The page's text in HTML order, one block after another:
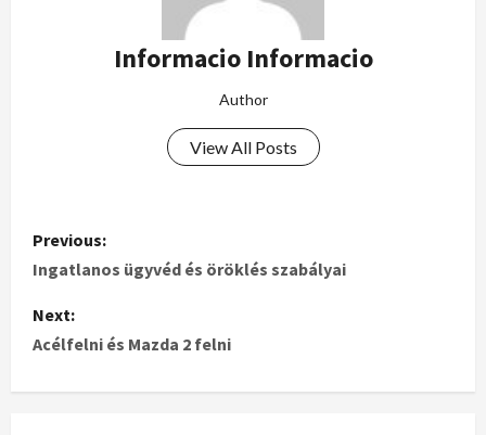
Informacio Informacio
Author
View All Posts
Previous:
Ingatlanos ügyvéd és öröklés szabályai
Next:
Acélfelni és Mazda 2 felni